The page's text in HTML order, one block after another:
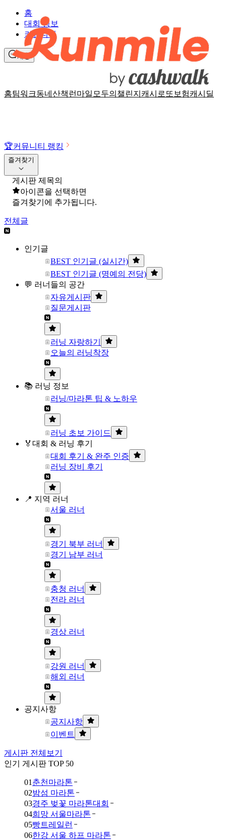
홈팀워크동네산책 런마일 모두의챌린지 캐시로또 보험캐시딜
홈
대회 정보
커뮤니티
채팅
🏆커뮤니티 랭킹
즐겨찾기
게시판 제목의
아이콘을 선택하면
즐겨찾기에 추가됩니다.
전체글
인기글
BEST 인기글 (실시간)
BEST 인기글 (명예의 전당)
💬 러너들의 공간
자유게시판
질문게시판
러닝 자랑하기
오늘의 러닝착장
📚 러닝 정보
러닝/마라톤 팁 & 노하우
러닝 초보 가이드
🏅대회 & 러닝 후기
대회 후기 & 완주 인증
러닝 장비 후기
📍 지역 러너
서울 러너
경기 북부 러너
경기 남부 러너
충청 러너
전라 러너
경상 러너
강원 러너
해외 러너
공지사항
공지사항
이벤트
게시판 전체보기
인기 게시판 TOP 50
01 춘천마라톤
02밤섬 마라톤
03경주 벚꽃 마라톤대회
04희망 서울마라톤
05빵트레일런
06한강 서울 하프 마라톤